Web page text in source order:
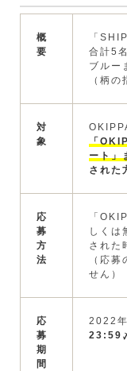
概
要
「
合計5
ブルー
（柄
対
象
「
ート」
された
応
募
方
法
「
しくは
された
（応
せん）
応
募
期
間
2022
23:59